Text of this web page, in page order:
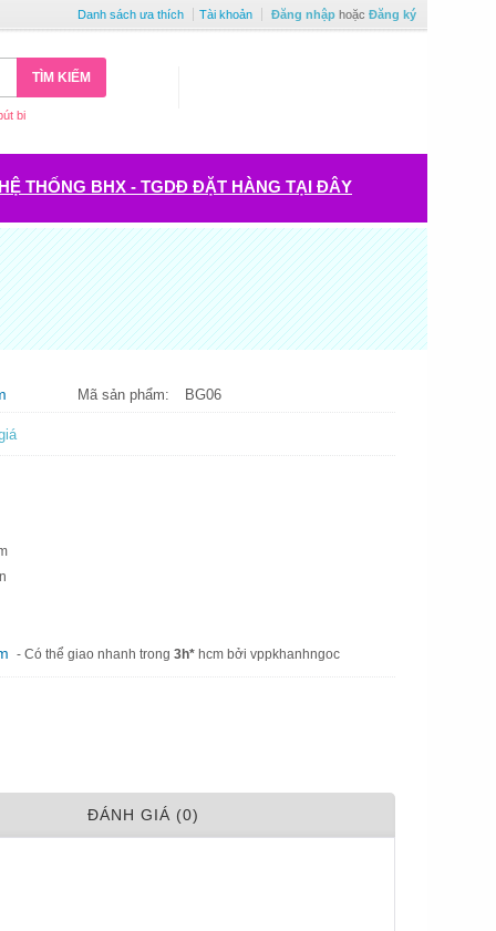
Danh sách ưa thích Tài khoản Đăng nhập hoặc Đăng ký
TÌM KIẾM
bi
HỆ THỐNG BHX - TGDĐ ĐẶT HÀNG TẠI ĐÂY
Mã sản phẩm: BG06
- Có thể giao nhanh trong 3h* hcm bởi vppkhanhngoc
ÐÁNH GIÁ (0)